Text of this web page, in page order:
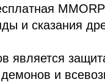
и сказания
является
и